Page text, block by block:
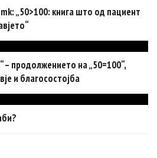
„50>100: книга што од пациент
– продолжението на „50=100“,
и благосостојба